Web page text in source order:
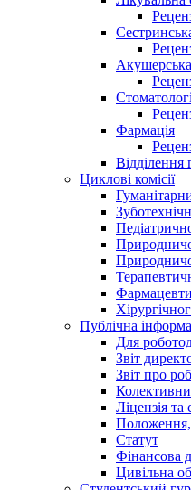
Фармація
Відділення
Циклові комісії
Публічна
Для
Звіт
Звіт про
Ліцензія та
Статут
Фінансова
Цивільна